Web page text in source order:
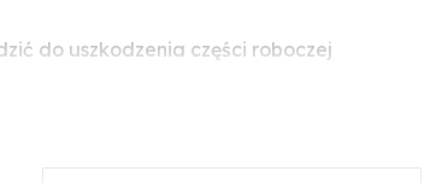
do uszkodzenia części roboczej